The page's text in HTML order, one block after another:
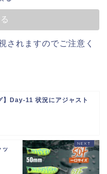
されますのでご注意く
】Day-11 状況にアジャスト
ッ